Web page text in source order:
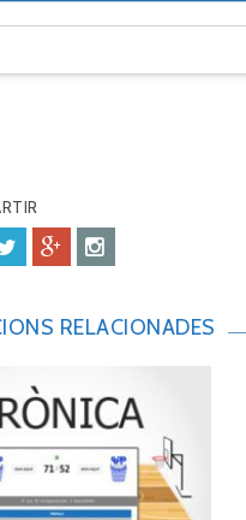
RELACIONADES